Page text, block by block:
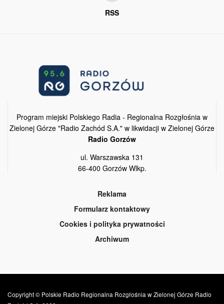
RSS
Program miejski Polskiego Radia - Regionalna Rozgłośnia w
Zielonej Górze "Radio Zachód S.A." w likwidacji w Zielonej Górze
Radio Gorzów
ul. Warszawska 131
66-400 Gorzów Wlkp.
Reklama
Formularz kontaktowy
Cookies i polityka prywatności
Archiwum
Copyright © Polskie Radio Regionalna Rozgłośnia w Zielonej Górze Radio